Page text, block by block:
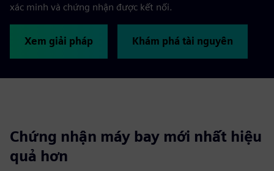
xác minh và chứng nhận được kết nối.
Xem giải pháp Khám phá tài nguyên
Chứng nhận máy bay mới nhất hiệu
quả hơn